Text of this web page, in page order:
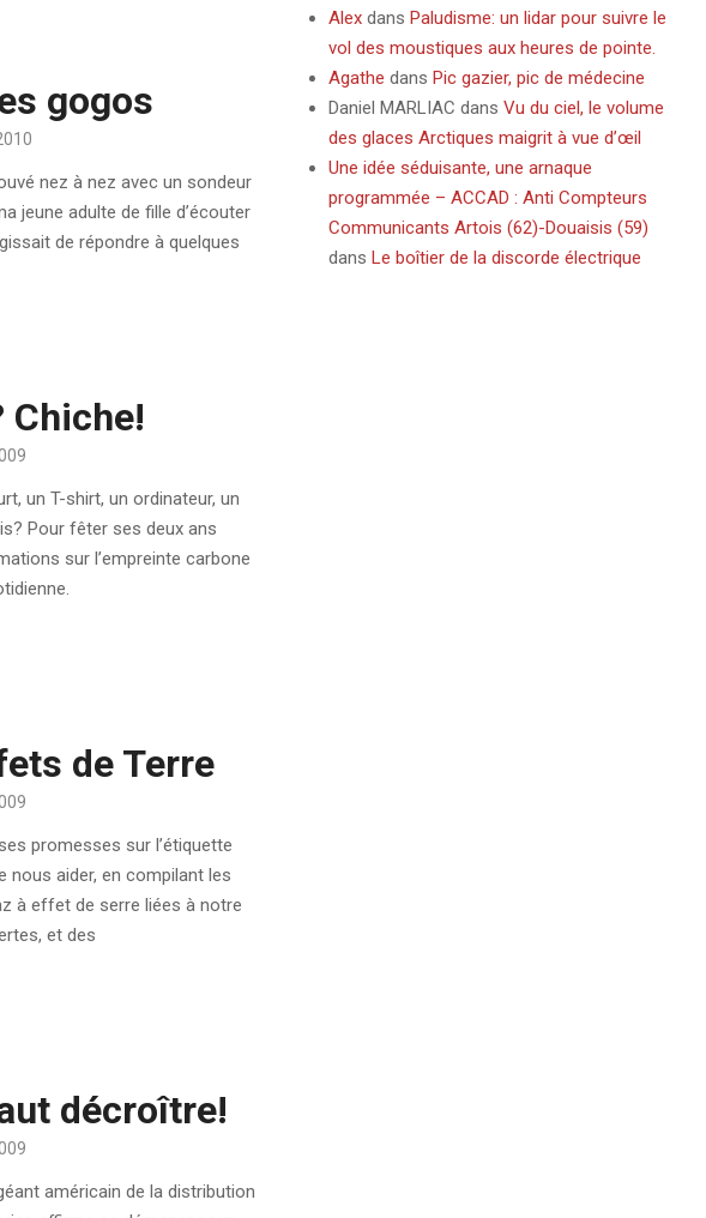
gogos
nez à nez avec un sondeur
jeune adulte de fille d’écouter
de répondre à quelques
Chiche!
un T-shirt, un ordinateur, un
Pour fêter ses deux ans
sur l’empreinte carbone
de Terre
promesses sur l’étiquette
nous aider, en compilant les
à effet de serre liées à notre
et des
décroître!
américain de la distribution
Alexdans Paludisme: un lidar pour suivre le
vol des moustiques aux heures de pointe.
Agathe dans Pic gazier, pic de médecine
Daniel MARLIAC dans Vu du ciel, le volume
des glaces Arctiques maigrit à vue d’œil
Une idée séduisante, une arnaque
programmée – ACCAD : Anti Compteurs
Communicants Artois (62)-Douaisis (59)
dans Le boîtier de la discorde électrique